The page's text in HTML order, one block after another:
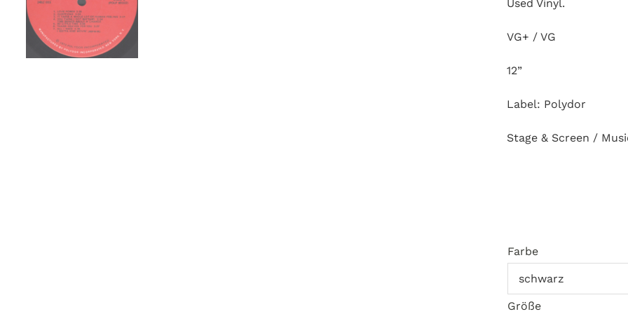
Used Vinyl.
VG+ / VG
12”
Label: Polydor
Stage & Screen /
Farbe
Größe